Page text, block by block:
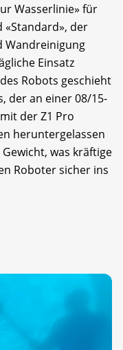
Wasserlinie» für
«Standard», der
Wandreinigung
Einsatz
Robots geschieht
der an einer 08/15-
der Z1 Pro
heruntergelassen
was kräftige
Roboter sicher ins